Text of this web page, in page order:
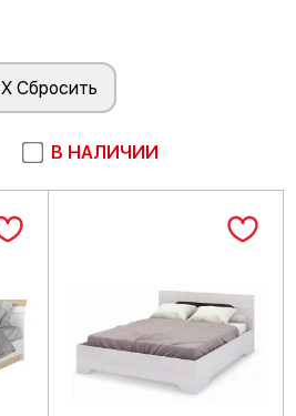
X Сбросить
В НАЛИЧИИ